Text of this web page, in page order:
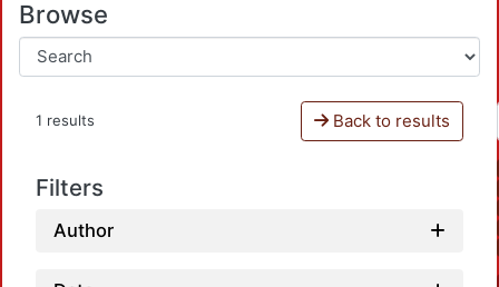
Browse
1 results Back to results
Filters
Author